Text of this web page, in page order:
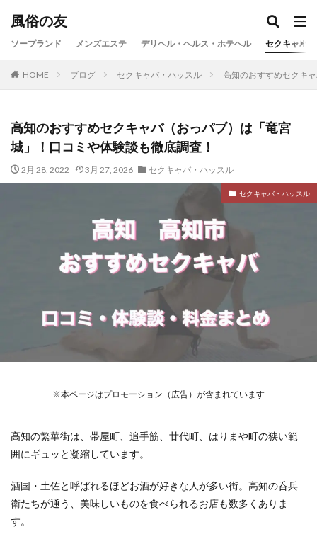
風俗の友
ソープランド メンズエステ デリヘル・ヘルス・ホテヘル セクキャバ
HOME ブログ セクキャバ・ハッスル 高知のおすすめセクキ
高知のおすすめセクキャバ（おっパブ）は「竜宮
城」！口コミや体験談も徹底調査！
2月 28, 2022 3月 27, 2026 セクキャバ・ハッスル
セクキャバ・ハッスル
※本ページはプロモーション（広告）が含まれています
高知の繁華街は、帯屋町、追手筋、廿代町、はりまや町の狭い範
囲にギュッと凝縮しています。
酒国・土佐と呼ばれるほどお酒が好きな人が多い街。高知の呑兵
衛たちが通う、美味しいものを食べられるお店も数多くありま
す。